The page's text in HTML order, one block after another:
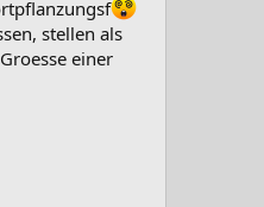
stellen als
einer